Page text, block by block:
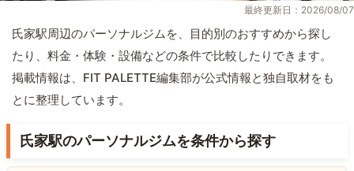
最終更新日：2026/08/07
氏家駅周辺のパーソナルジムを、目的別のおすすめから探し
たり、料金・体験・設備などの条件で比較したりできます。
掲載情報は、FIT PALETTE編集部が公式情報と独自取材をも
とに整理しています。
氏家駅のパーソナルジムを条件から探す